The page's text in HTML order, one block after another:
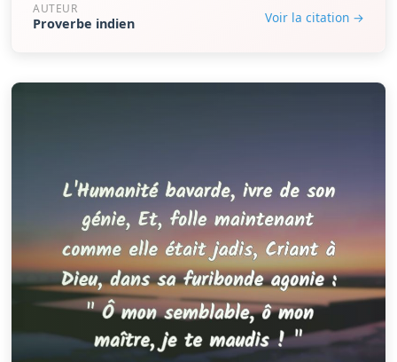
AUTEUR
Proverbe indien Voir la citation →